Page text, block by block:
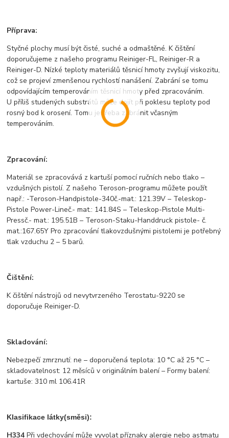
Příprava:
Styčné plochy musí být čisté, suché a odmaštěné. K čištění
doporučujeme z našeho programu Reiniger-FL, Reiniger-R a
Reiniger-D. Nízké teploty materiálů těsnicí hmoty zvyšují viskozitu,
což se projeví zmenšenou rychlostí nanášení. Zabrání se tomu
odpovídajícím temperováním těsnicí hmoty před zpracováním.
U příliš studených substrátů může dojít při poklesu teploty pod
rosný bod k orosení. Tomu je třeba zabránit včasným
temperováním.
Zpracování:
Materiál se zpracovává z kartuší pomocí ručních nebo tlako –
vzdušných pistolí. Z našeho Teroson-programu můžete použít
např.: -Teroson-Handpistole-340č.-mat.: 121.39V – Teleskop-
Pistole Power-Lineč.- mat.: 141.84S – Teleskop-Pistole Multi-
Pressč.- mat.: 195.51B – Teroson-Staku-Handdruck pistole- č.
mat.:167.65Y Pro zpracování tlakovzdušnými pistolemi je potřebný
tlak vzduchu 2 – 5 barů.
Čištění:
K čištění nástrojů od nevytvrzeného Terostatu-9220 se
doporučuje Reiniger-D.
Skladování:
Nebezpečí zmrznutí: ne – doporučená teplota: 10 °C až 25 °C –
skladovatelnost: 12 měsíců v originálním balení – Formy balení:
kartuše: 310 ml 106.41R
Klasifikace látky(směsi):
H334Při vdechování může vyvolat příznaky alergie nebo astmatu